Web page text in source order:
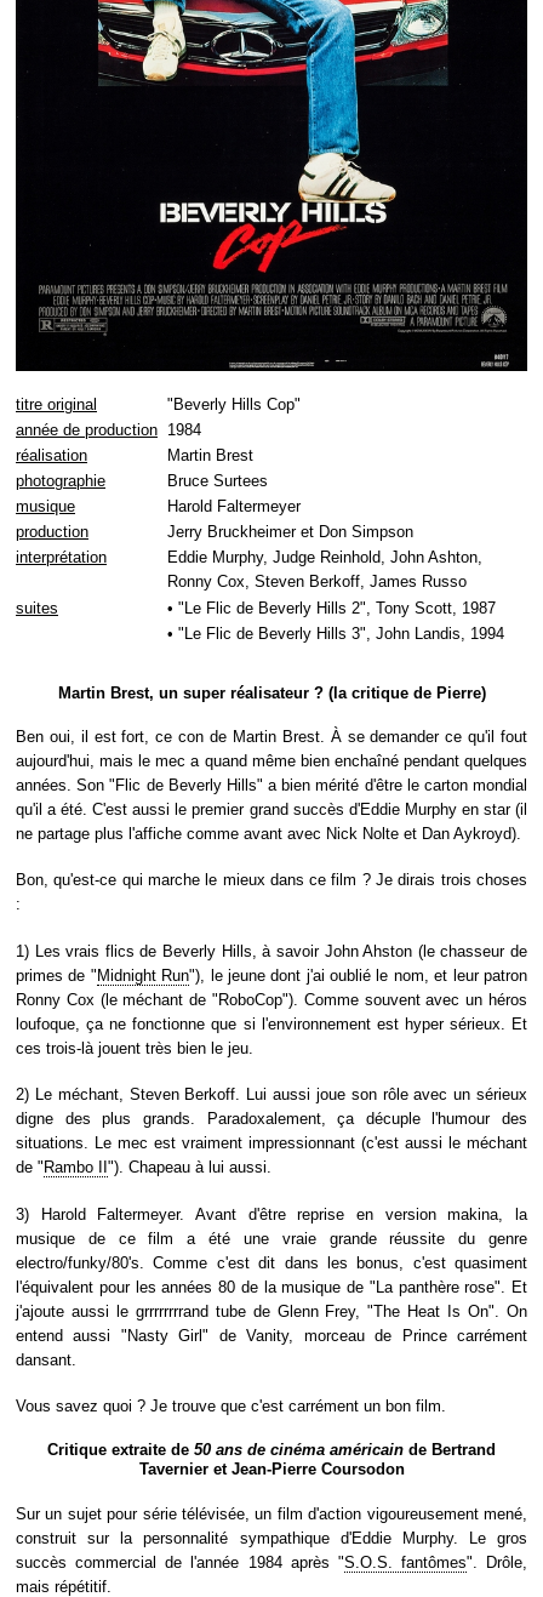
titre original
"Beverly Hills Cop"
année de production 1984
réalisation
Martin Brest
photographie
Bruce Surtees
musique
Harold Faltermeyer
production
Jerry Bruckheimer et Don Simpson
interprétation
Eddie Murphy, Judge Reinhold, John Ashton,
Ronny Cox, Steven Berkoff, James Russo
suites
• "Le Flic de Beverly Hills 2", Tony Scott, 1987
• "Le Flic de Beverly Hills 3", John Landis, 1994
Martin Brest, un super réalisateur ? (la critique de Pierre)
Ben oui, il est fort, ce con de Martin Brest. À se demander ce qu'il fout
aujourd'hui, mais le mec a quand même bien enchaîné pendant quelques
années. Son "Flic de Beverly Hills" a bien mérité d'être le carton mondial
qu'il a été. C'est aussi le premier grand succès d'Eddie Murphy en star (il
ne partage plus l'affiche comme avant avec Nick Nolte et Dan Aykroyd).
Bon, qu'est-ce qui marche le mieux dans ce film ? Je dirais trois choses
:
1) Les vrais flics de Beverly Hills, à savoir John Ahston (le chasseur de
primes de " Midnight Run"), le jeune dont j'ai oublié le nom, et leur patron
Ronny Cox (le méchant de "RoboCop"). Comme souvent avec un héros
loufoque, ça ne fonctionne que si l'environnement est hyper sérieux. Et
ces trois-là jouent très bien le jeu.
2) Le méchant, Steven Berkoff. Lui aussi joue son rôle avec un sérieux
digne des plus grands. Paradoxalement, ça décuple l'humour des
situations. Le mec est vraiment impressionnant (c'est aussi le méchant
de " Rambo II "). Chapeau à lui aussi.
3) Harold Faltermeyer. Avant d'être reprise en version makina, la
musique de ce film a été une vraie grande réussite du genre
electro/funky/80's. Comme c'est dit dans les bonus, c'est quasiment
l'équivalent pour les années 80 de la musique de "La panthère rose". Et
j'ajoute aussi le grrrrrrrrand tube de Glenn Frey, "The Heat Is On". On
entend aussi "Nasty Girl" de Vanity, morceau de Prince carrément
dansant.
Vous savez quoi ? Je trouve que c'est carrément un bon film.
Critique extraite de 50 ans de cinéma américain de Bertrand
Tavernier et Jean-Pierre Coursodon
Sur un sujet pour série télévisée, un film d'action vigoureusement mené,
construit sur la personnalité sympathique d'Eddie Murphy. Le gros
succès commercial de l'année 1984 après "S.O.S. fantômes". Drôle,
mais répétitif.